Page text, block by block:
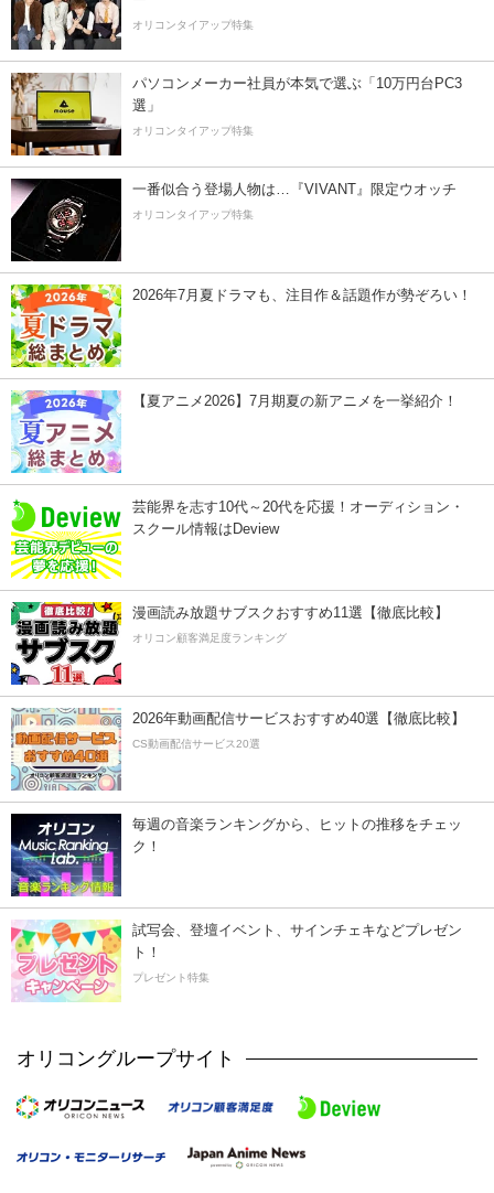
オリコンタイアップ特集
パソコンメーカー社員が本気で選ぶ「10万円台PC3
選」
オリコンタイアップ特集
一番似合う登場人物は…『VIVANT』限定ウオッチ
オリコンタイアップ特集
2026年7月夏ドラマも、注目作＆話題作が勢ぞろい！
【夏アニメ2026】7月期夏の新アニメを一挙紹介！
芸能界を志す10代～20代を応援！オーディション・
スクール情報はDeview
漫画読み放題サブスクおすすめ11選【徹底比較】
オリコン顧客満足度ランキング
2026年動画配信サービスおすすめ40選【徹底比較】
CS動画配信サービス20選
毎週の音楽ランキングから、ヒットの推移をチェッ
ク！
試写会、登壇イベント、サインチェキなどプレゼン
ト！
プレゼント特集
オリコングループサイト